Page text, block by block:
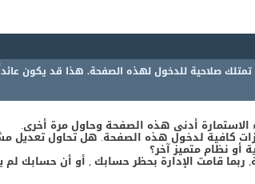
صلاحية للدخول لهذه الصفحة. هذا قد يكون
الاستمارة أدنى هذه الصفحة وحاول مرة أخرى.
كافية لدخول هذه الصفحة. هل تحاول تعديل
أو نظام متميز آخر؟
ربما قامت الإدارة بحظر حسابك , أو أن حسابك لم